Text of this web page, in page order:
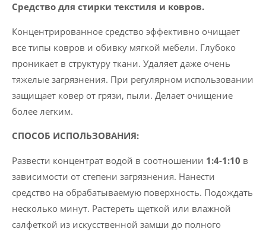
Cleaner",
1
л
Средство для стирки текстиля и ковров.
Концентрированное средство эффективно очищает
все типы ковров и обивку мягкой мебели. Глубоко
проникает в структуру ткани. Удаляет даже очень
тяжелые загрязнения. При регулярном использовании
защищает ковер от грязи, пыли. Делает очищение
более легким.
СПОСОБ ИСПОЛЬЗОВАНИЯ:
Развести концентрат водой в соотношении 1:4-1:10 в
зависимости от степени загрязнения. Нанести
средство на обрабатываемую поверхность. Подождать
несколько минут. Растереть щеткой или влажной
салфеткой из искусственной замши до полного